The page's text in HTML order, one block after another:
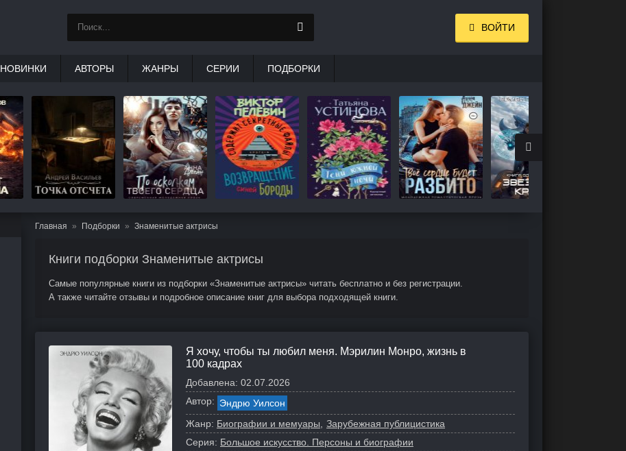
Главная Подборки Знаменитые актрисы
Книги подборки Знаменитые актрисы
Самые популярные книги из подборки «Знаменитые актрисы» читать бесплатно и без регистрации.
А также читайте отзывы и подробное описание книг для выбора подходящей книги.
Я хочу, чтобы ты любил меня. Мэрилин Монро, жизнь в
100 кадрах
Добавлена: 02.07.2026
Автор: Эндрю Уилсон
Жанр: Биографии и мемуары
Зарубежная публицистика
Серия: Большое искусство. Персоны и биографии
ВОЙТИ
НОВИНКИ АВТОРЫ ЖАНРЫ СЕРИИ ПОДБОРКИ